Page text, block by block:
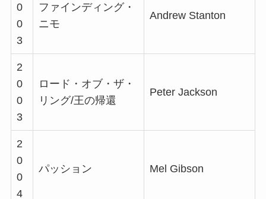
0
0
3
ファインディング・
ニモ
Andrew Stanton
2
0
0
3
ロード・オブ・ザ・
リング/王の帰還
Peter Jackson
2
0
0
4
パッション Mel Gibson